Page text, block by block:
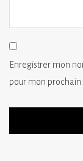
Enregistrer mon
pour mon